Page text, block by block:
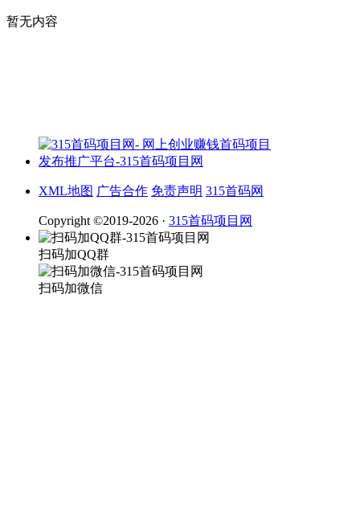
暂无内容
XML地图 广告合作 免责声明 315首码网
Copyright ©2019-2026 · 315首码项目网
扫码加QQ群
扫码加微信